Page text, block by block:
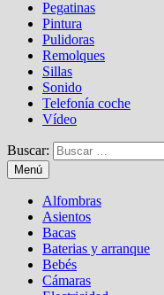
Pegatinas
Pintura
Pulidoras
Remolques
Sillas
Sonido
Telefonía coche
Vídeo
Buscar:
Menú
Alfombras
Asientos
Bacas
Baterias y arranque
Bebés
Cámaras